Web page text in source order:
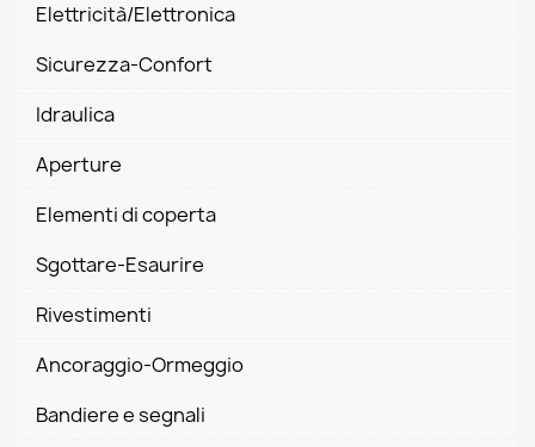
Elettricità/Elettronica
Sicurezza-Confort
Idraulica
Aperture
Elementi di coperta
Sgottare-Esaurire
Rivestimenti
Ancoraggio-Ormeggio
Bandiere e segnali